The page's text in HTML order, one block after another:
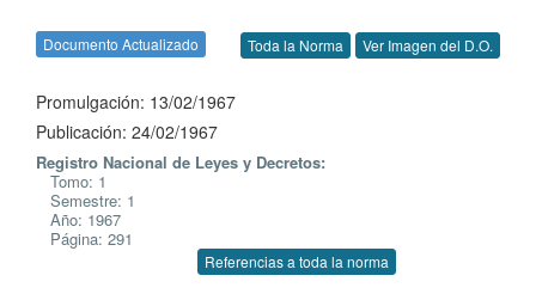
Documento Actualizado Toda la Norma Ver Imagen del D.O.
Promulgación: 13/02/1967
Publicación: 24/02/1967
Registro Nacional de Leyes y Decretos:
Tomo: 1
Semestre: 1
Año: 1967
Página: 291
Referencias a toda la norma